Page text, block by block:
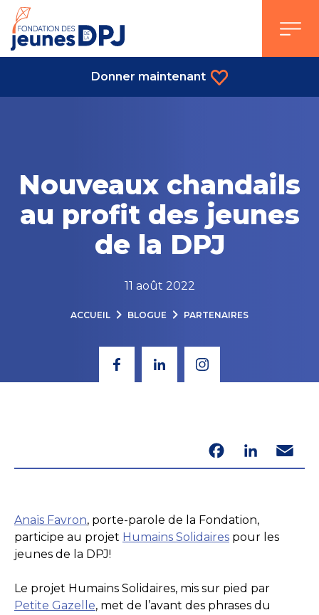
Skip
content
Donner maintenant
Nouveaux chandails
au profit des jeunes
de la DPJ
11 août 2022
ACCUEIL BLOGUE PARTENAIRES
FacebookLinkedIn Email
Anaïs Favron, porte-parole de la Fondation,
participe au projet Humains Solidaires pour les
jeunes de la DPJ!
Le projet Humains Solidaires, mis sur pied par
Petite Gazelle, met de l’avant des phrases du